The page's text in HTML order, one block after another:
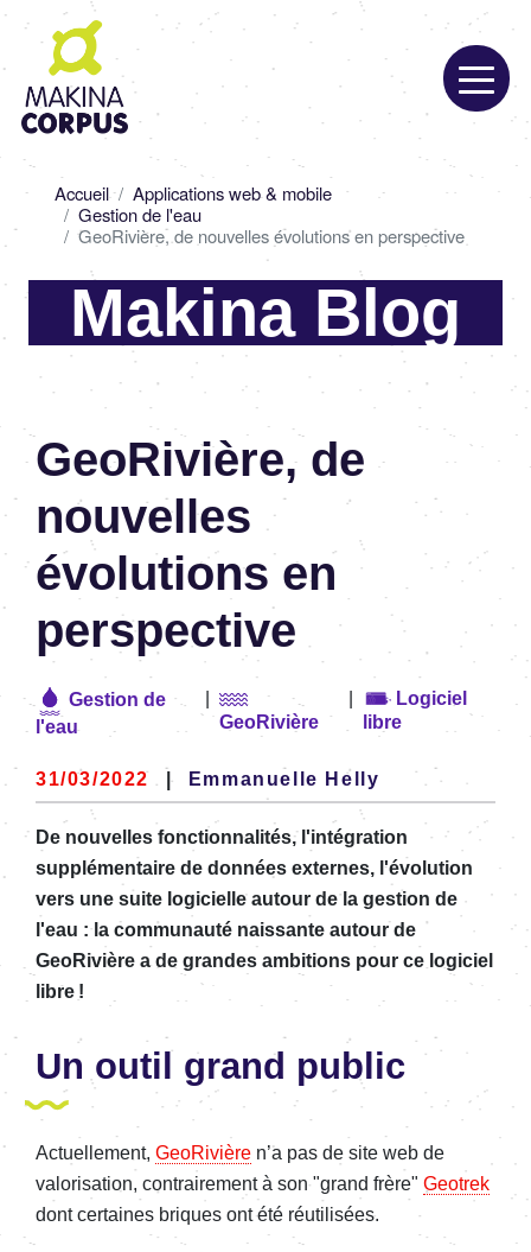
Aller
contenu
principal
d'Ariane
Accueil
Applications web & mobile
Gestion de l'eau
GeoRivière, de nouvelles évolutions en perspective
Makina Blog
GeoRivière, de
nouvelles
évolutions en
perspective
Gestion de
l'eau
GeoRivière
Logiciel
libre
31/03/2022 | Emmanuelle Helly
De nouvelles fonctionnalités, l'intégration
supplémentaire de données externes, l'évolution
vers une suite logicielle autour de la gestion de
l'eau : la communauté naissante autour de
GeoRivière a de grandes ambitions pour ce logiciel
libre !
Un outil grand public
Actuellement, GeoRivière n’a pas de site web de
valorisation, contrairement à son "grand frère" Geotrek
dont certaines briques ont été réutilisées.